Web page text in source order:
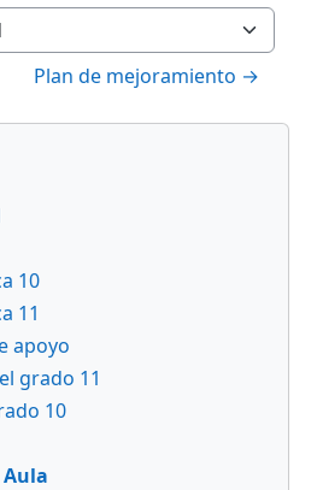
Plan de mejoramiento →
10
11
apoyo
grado 11
10
Aula